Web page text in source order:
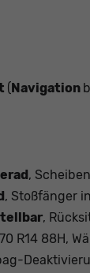
(Navigation
,
, Stoßfänger
,
R14 88H,